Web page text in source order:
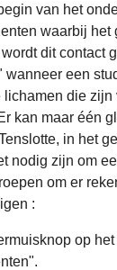
van het
waarbij het
dit contact
wanneer een
die zijn
kan maar één
in het
nodig zijn om
om er
:
op